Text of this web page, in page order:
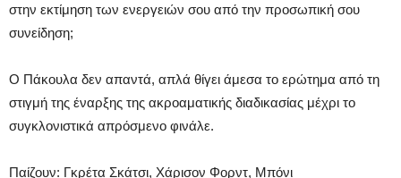
στην εκτίμηση των ενεργειών σου από την προσωπική σου
συνείδηση;
Ο Πάκουλα δεν απαντά, απλά θίγει άμεσα το ερώτημα από τη
στιγμή της έναρξης της ακροαματικής διαδικασίας μέχρι το
συγκλονιστικά απρόσμενο φινάλε.
Παίζουν: Γκρέτα Σκάτσι, Χάρισον Φορντ, Μπόνι